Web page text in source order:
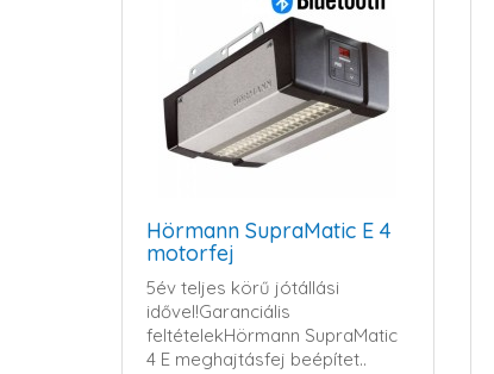
Hörmann SupraMatic E 4
motorfej
5év teljes körű jótállási
idővel!Garanciális
feltételekHörmann SupraMatic
4 E meghajtásfej beépítet..